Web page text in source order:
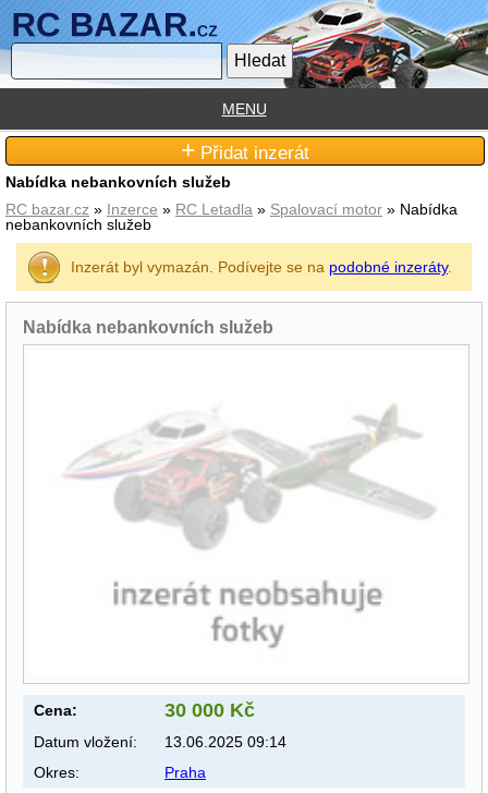
Nabídka nebankovních služeb
Inzerát byl vymazán. Podívejte se na podobné inzeráty.
Nabídka nebankovních služeb
Cena: 30 000 Kč
Datum vložení:
13.06.2025 09:14
Okres:
Praha
RC bazar.cz » Inzerce » RC Letadla » Spalovací­ motor » Nabídka
nebankovních služeb
MENU
+ Přidat inzerát